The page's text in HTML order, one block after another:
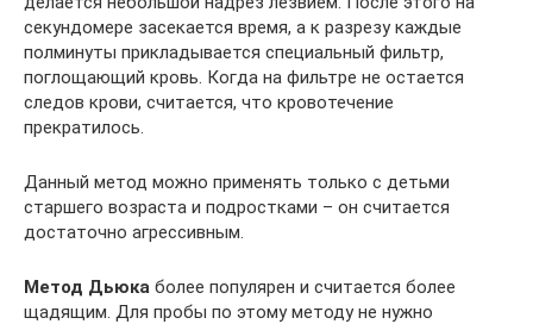
секундомере засекается время, а к разрезу каждые
полминуты прикладывается специальный фильтр,
поглощающий кровь. Когда на фильтре не остается
следов крови, считается, что кровотечение
прекратилось.
Данный метод можно применять только с детьми
старшего возраста и подростками – он считается
достаточно агрессивным.
Метод Дьюка более популярен и считается более
щадящим. Для пробы по этому методу не нужно